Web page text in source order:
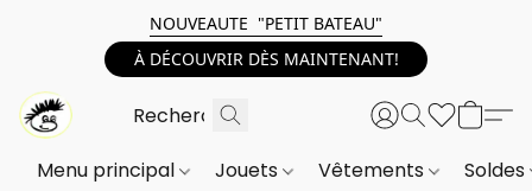
NOUVEAUTE "PETIT BATEAU"
À DÉCOUVRIR DÈS MAINTENANT!
Menu principal Jouets Vêtements Soldes